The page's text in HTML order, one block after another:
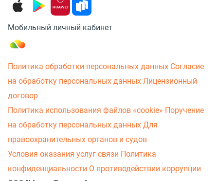
Мобильный личный кабинет
Политика обработки персональных данных Согласие
на обработку персональных данных Лицензионный
договор
Политика использования файлов «cookie» Поручение
на обработку персональных данных Для
правоохранительных органов и судов
Условия оказания услуг связи Политика
конфиденциальности О противодействии коррупции